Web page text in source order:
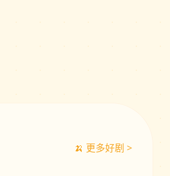
🍌 更多好剧 >